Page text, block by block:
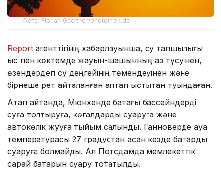
Фото: Florian Gaertner/photothek.de
Report агенттігінің хабарлауынша, су тапшылығы
қыс пен көктемде жауын-шашынның аз түсуінен,
өзендердегі су деңгейінің төмендеуінен және
бірнеше рет қайталанған аптап ыстықтан туындаған.
Атап айтқанда, Мюнхенде бақтағы бассейндерді
суға толтыруға, көгалдарды суаруға және
автокөлік жууға тыйым салынды. Ганноверде ауа
температурасы 27 градустан асқан кезде бақтарды
суаруға болмайды. Ал Потсдамда мемлекеттік
сарай бақтарын суару тоқтатылды.